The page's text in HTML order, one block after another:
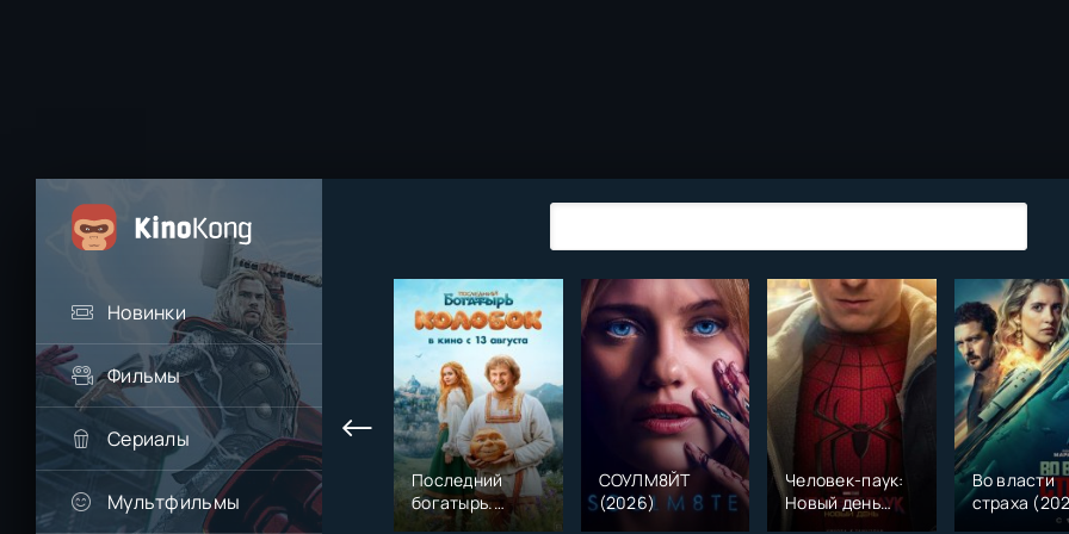
Новинки
Фильмы
Сериалы
Мультфильмы
Последний
богатырь.
Колобок (2026)
СОУЛМ8ЙТ
(2026)
Человек-паук:
Новый день
(2026)
Во власти
страха